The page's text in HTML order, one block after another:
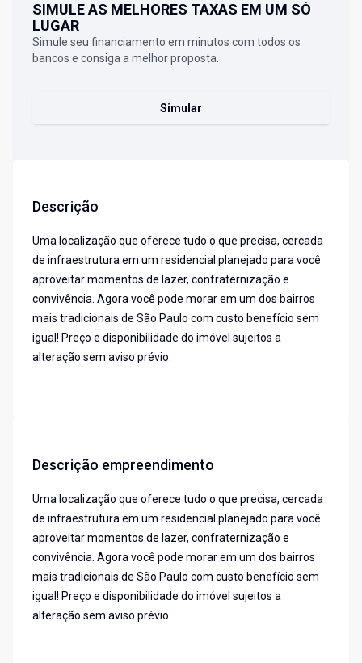
SIMULE AS MELHORES TAXAS EM UM SÓ
LUGAR
Simule seu financiamento em minutos com todos os
bancos e consiga a melhor proposta.
Simular
Descrição
Uma localização que oferece tudo o que precisa, cercada
de infraestrutura em um residencial planejado para você
aproveitar momentos de lazer, confraternização e
convivência. Agora você pode morar em um dos bairros
mais tradicionais de São Paulo com custo benefício sem
igual! Preço e disponibilidade do imóvel sujeitos a
alteração sem aviso prévio.
Descrição empreendimento
Uma localização que oferece tudo o que precisa, cercada
de infraestrutura em um residencial planejado para você
aproveitar momentos de lazer, confraternização e
convivência. Agora você pode morar em um dos bairros
mais tradicionais de São Paulo com custo benefício sem
igual! Preço e disponibilidade do imóvel sujeitos a
alteração sem aviso prévio.